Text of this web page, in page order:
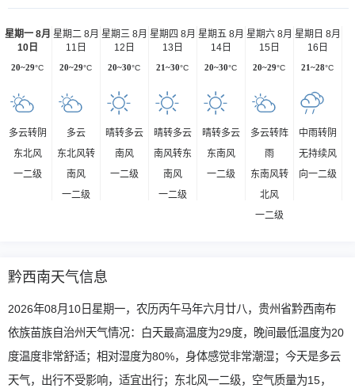
星期一 8月
10日
20~29°C
多云转阴
东北风
一二级
星期二 8月
11日
20~29°C
多云
东北风转
南风
一二级
星期三 8月
12日
20~30°C
晴转多云
南风
一二级
星期四 8月
13日
21~30°C
晴转多云
南风转东
南风
一二级
星期五 8月
14日
20~30°C
晴转多云
东南风
一二级
星期六 8月
15日
20~29°C
多云转阵
雨
东南风转
北风
一二级
星期日 8月
16日
21~28°C
中雨转阴
无持续风
向一二级
黔西南天气信息
2026年08月10日星期一，农历丙午马年六月廿八，贵州省黔西南布
依族苗族自治州天气情况：白天最高温度为29度，晚间最低温度为20
度温度非常舒适；相对湿度为80%，身体感觉非常潮湿；今天是多云
天气，出行不受影响，适宜出行；东北风一二级，空气质量为15，